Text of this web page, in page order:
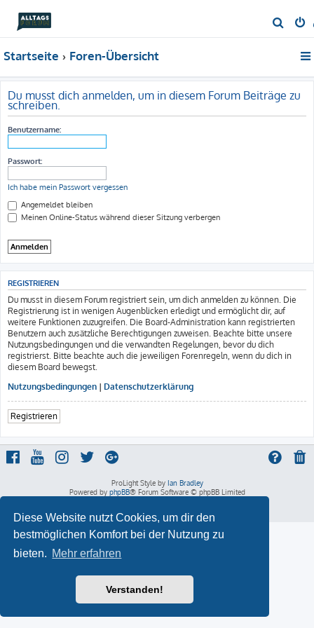
Diese Website nutzt Cookies, um dir den
bestmöglichen Komfort bei der Nutzung zu
bieten. Mehr erfahren
Verstanden!
u
Startseite Foren-Übersicht
Du musst dich anmelden, um in diesem Forum Beiträge zu
schreiben.
Benutzername:
Passwort:
Ich habe mein Passwort vergessen
Angemeldet bleiben
Meinen Online-Status während dieser Sitzung verbergen
REGISTRIEREN
Du musst in diesem Forum registriert sein, um dich anmelden zu können. Die
Registrierung ist in wenigen Augenblicken erledigt und ermöglicht dir, auf
weitere Funktionen zuzugreifen. Die Board-Administration kann registrierten
Benutzern auch zusätzliche Berechtigungen zuweisen. Beachte bitte unsere
Nutzungsbedingungen und die verwandten Regelungen, bevor du dich
registrierst. Bitte beachte auch die jeweiligen Forenregeln, wenn du dich in
diesem Board bewegst.
Nutzungsbedingungen | Datenschutzerklärung
Registrieren
ProLight Style by Ian Bradley
Powered by phpBB® Forum Software © phpBB Limited